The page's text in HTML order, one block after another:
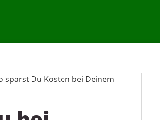
sparst Du Kosten bei Deinem